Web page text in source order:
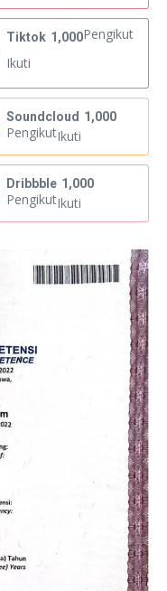
Tiktok 1,000Pengikut
Ikuti
Soundcloud 1,000
PengikutIkuti
Dribbble 1,000
PengikutIkuti